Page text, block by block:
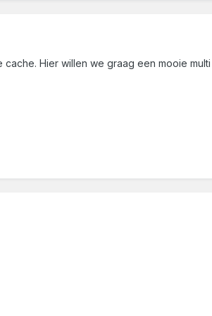
Hier willen we graag een mooie